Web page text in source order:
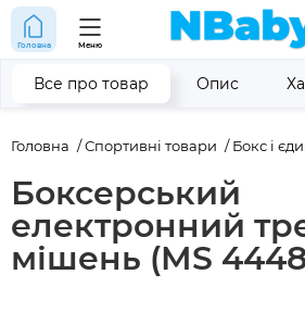
Головна Меню
Головна Спортивні товари Бокс і
Боксерський
електронний
мішень (MS
Все про товар Опис